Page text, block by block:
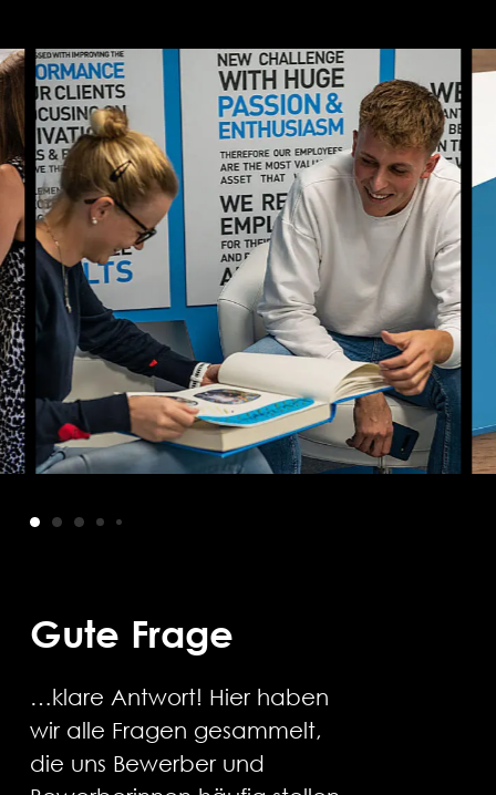
Gute Frage
…klare Antwort! Hier haben
wir alle Fragen gesammelt,
die uns Bewerber und